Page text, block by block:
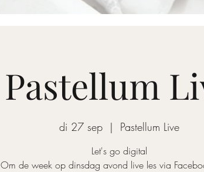
Pastellum
di 27 sep
  |
Pastellum Live
Let's go digital
Om de week op dinsdag avond live les via